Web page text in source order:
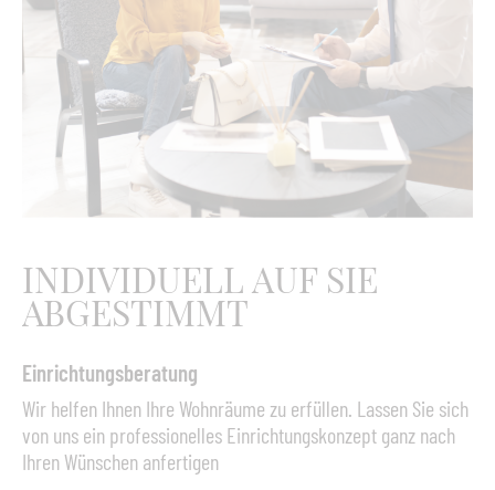
Sitz-und Rückenkissen mit QuickDryFoam
Maße (B x T x H):
146 x 86 x 75 cm,Sitzhöhe:
Weitere Stoffe / Qualitäten auf Anfrage erhältlich.
INDIVIDUELL AUF SIE
ABGESTIMMT
Einrichtungsberatung
Wir helfen Ihnen Ihre Wohnräume zu erfüllen. Lassen Sie sich
von uns ein professionelles Einrichtungskonzept ganz nach
Ihren Wünschen anfertigen